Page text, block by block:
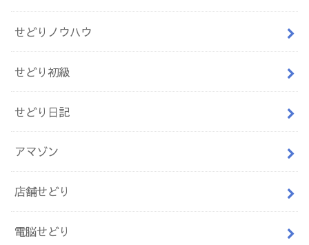
せどりノウハウ
せどり初級
せどり日記
アマゾン
店舗せどり
電脳せどり